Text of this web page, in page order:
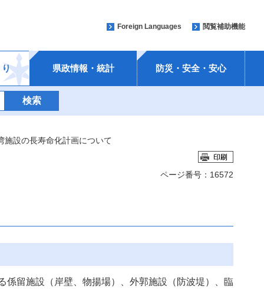
Foreign Languages 閲覧補助機能
り 県政情報・統計 防災・安全・安心
施設の長寿命化計画について
ページ番号：16572
留施設（岸壁、物揚場）、外郭施設（防波堤）、臨